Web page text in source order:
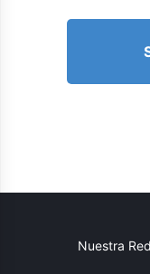
Nuestra Red